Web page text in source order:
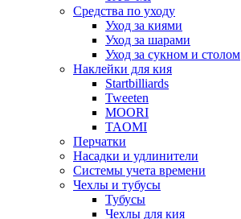
Средства по уходу
Уход за киями
Уход за шарами
Уход за сукном и столом
Наклейки для кия
Startbilliards
Tweeten
MOORI
TAOMI
Перчатки
Насадки и удлинители
Системы учета времени
Чехлы и тубусы
Тубусы
Чехлы для кия